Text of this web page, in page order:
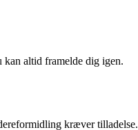
altid framelde dig igen.
kræver tilladelse.